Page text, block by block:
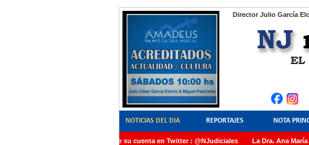
Director Julio García
NOTICIAS DEL DIA REPORTAJES NOTA
NoticiasJudiciales.INFO tiene su cuenta en Twitter : @NJudiciales La Dra. Ana María